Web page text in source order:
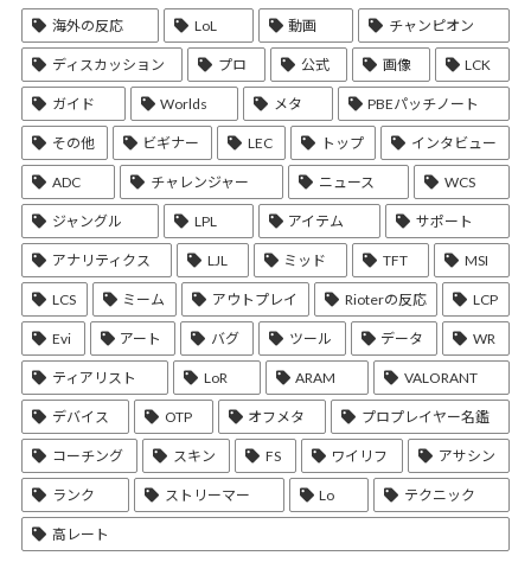
海外の反応 LoL 動画 チャンピオン
ディスカッション プロ 公式 画像 LCK
ガイド Worlds メタ PBEパッチノート
その他 ビギナー LEC トップ インタビュー
ADC チャレンジャー ニュース WCS
ジャングル LPL アイテム サポート
アナリティクス LJL ミッド TFT MSI
LCS ミーム アウトプレイ Rioterの反応 LCP
Evi アート バグ ツール データ WR
ティアリスト LoR ARAM VALORANT
デバイス OTP オフメタ プロプレイヤー名鑑
コーチング スキン FS ワイリフ アサシン
ランク ストリーマー Lo テクニック
高レート